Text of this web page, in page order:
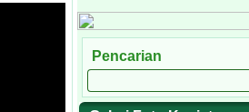
Pencarian